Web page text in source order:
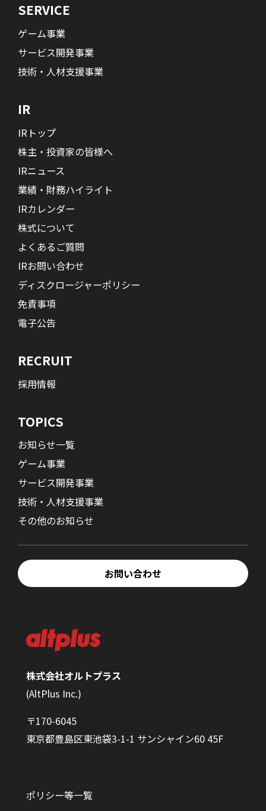
株式会社オルトプラス
(AltPlus Inc.)
〒170-6045
東京都豊島区東池袋3-1-1 サンシャイン60 45F
ポリシー等一覧
SERVICE
ゲーム事業
サービス開発事業
技術・人材支援事業
IR
IRトップ
株主・投資家の皆様へ
IRニュース
業績・財務ハイライト
IRカレンダー
株式について
よくあるご質問
IRお問い合わせ
ディスクロージャーポリシー
免責事項
電子公告
RECRUIT
採用情報
TOPICS
お知らせ一覧
ゲーム事業
サービス開発事業
技術・人材支援事業
その他のお知らせ
お問い合わせ